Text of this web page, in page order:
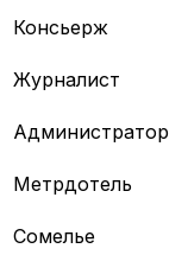
Консьерж
Журналист
Администратор
Метрдотель
Сомелье